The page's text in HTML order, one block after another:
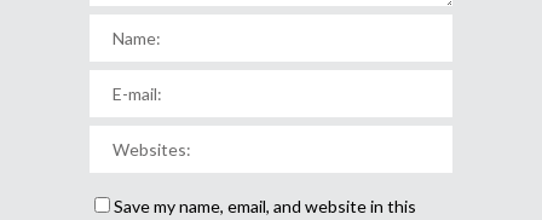
Save my name, email, and website in this